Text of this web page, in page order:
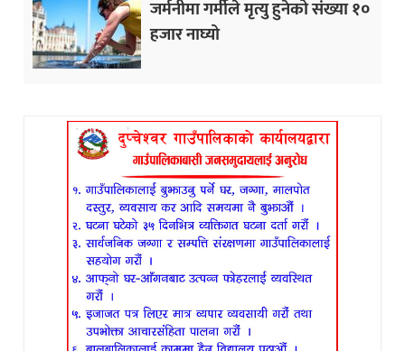
जर्मनीमा गर्मीले मृत्यु हुनेको संख्या १०
हजार नाघ्यो